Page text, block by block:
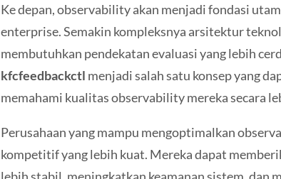
Ke depan, observability akan menjadi fondasi
enterprise. Semakin kompleksnya arsitektur
membutuhkan pendekatan evaluasi yang lebih
kfcfeedbackctl menjadi salah satu konsep yang
memahami kualitas observability mereka secara
Perusahaan yang mampu mengoptimalkan
kompetitif yang lebih kuat. Mereka dapat